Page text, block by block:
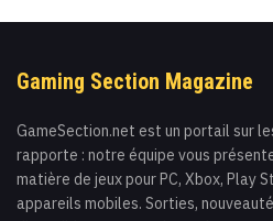
Gaming Section Magazine
GameSection.net est un portail sur
rapporte : notre équipe vous
matière de jeux pour PC, Xbox, Play
appareils mobiles. Sorties,